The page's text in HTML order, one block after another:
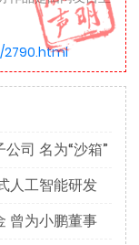
仅提供交流平台，
的知识产权的作
除。
不保证信息的准确
一概毋须以任何
误，对用户或任
的范围内，本网
能使用本网站所
接、附带、从属、
司 名为“沙箱”
人工智能研发
曾为小鹏董事